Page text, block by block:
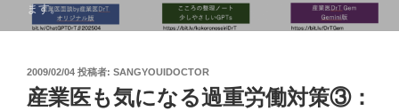
プ
ます。
投
稿
日:
2009/02/04 投稿者: SANGYOUIDOCTOR
産業医も気になる過重労働対策③：